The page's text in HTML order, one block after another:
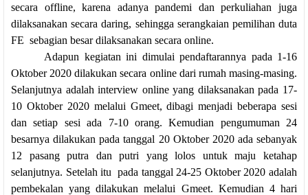
secara offline, karena adanya pandemi dan perkuliahan juga
dilaksanakan secara daring, sehingga serangkaian pemilihan duta
FE sebagian besar dilaksanakan secara online.
Adapun kegiatan ini dimulai pendaftarannya pada 1-16
Oktober 2020 dilakukan secara online dari rumah masing-masing.
Selanjutnya adalah interview online yang dilaksanakan pada 17-
10 Oktober 2020 melalui Gmeet, dibagi menjadi beberapa sesi
dan setiap sesi ada 7-10 orang. Kemudian pengumuman 24
besarnya dilakukan pada tanggal 20 Oktober 2020 ada sebanyak
12 pasang putra dan putri yang lolos untuk maju ketahap
selanjutnya. Setelah itu pada tanggal 24-25 Oktober 2020 adalah
pembekalan yang dilakukan melalui Gmeet. Kemudian 4 hari